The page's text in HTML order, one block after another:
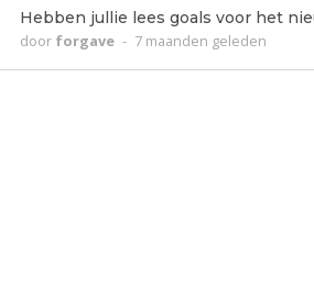
Hebben jullie lees goals voor het
door forgave - 7 maanden geleden